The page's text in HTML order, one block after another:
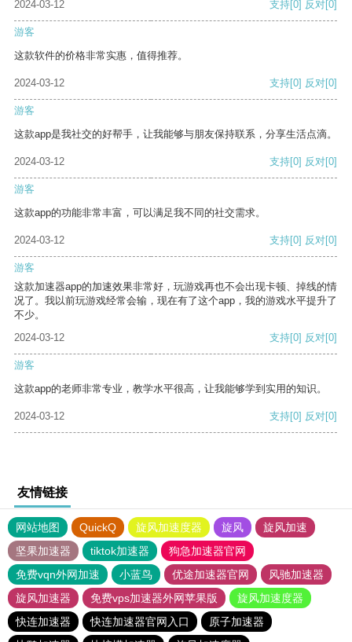
2024-03-12 支持[0] 反对[0]
游客
这款软件的价格非常实惠，值得推荐。
2024-03-12 支持[0] 反对[0]
游客
这款app是我社交的好帮手，让我能够与朋友保持联系，分享生活点滴。
2024-03-12 支持[0] 反对[0]
游客
这款app的功能非常丰富，可以满足我不同的社交需求。
2024-03-12 支持[0] 反对[0]
游客
这款加速器app的加速效果非常好，玩游戏再也不会出现卡顿、掉线的情
况了。我以前玩游戏经常会输，现在有了这个app，我的游戏水平提升了
不少。
2024-03-12
支持[0] 反对[0]
游客
这款app的老师非常专业，教学水平很高，让我能够学到实用的知识。
2024-03-12 支持[0] 反对[0]
友情链接
网站地图 QuickQ 旋风加速度器 旋风
旋风加速
坚果加速器
tiktok加速器
狗急加速器官网
免费vqn外网加速
小蓝鸟 优途加速器官网
风驰加速器
旋风加速器
免费vps加速器外网苹果版
旋风加速度器
快连加速器
快连加速器官网入口
原子加速器